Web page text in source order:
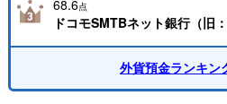
68.6点
ドコモSMTBネット銀行（旧
外貨預金ランキン